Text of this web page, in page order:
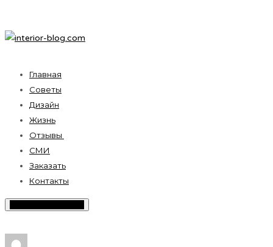
Главная
Советы
Дизайн
Жизнь
Отзывы
СМИ
Заказать
Контакты